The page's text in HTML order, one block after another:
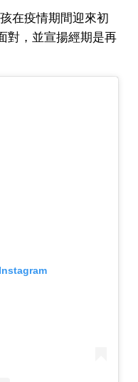
在疫情期間迎來初
對，並宣揚經期是再